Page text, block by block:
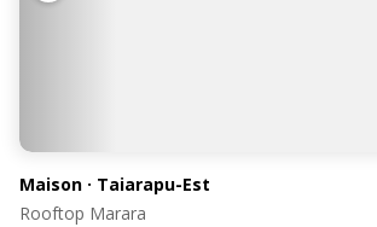
Maison · Taiarapu-Est
Rooftop Marara